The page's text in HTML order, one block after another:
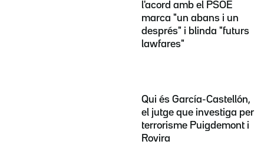
l'acord amb el PSOE
marca "un abans i un
després" i blinda "futurs
lawfares"
Qui és García-Castellón,
el jutge que investiga per
terrorisme Puigdemont i
Rovira